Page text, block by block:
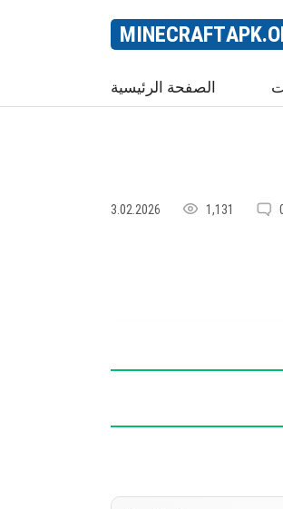
MINECRAFTAPK
الصفحة الرئيسية
3.02.2026 1,131